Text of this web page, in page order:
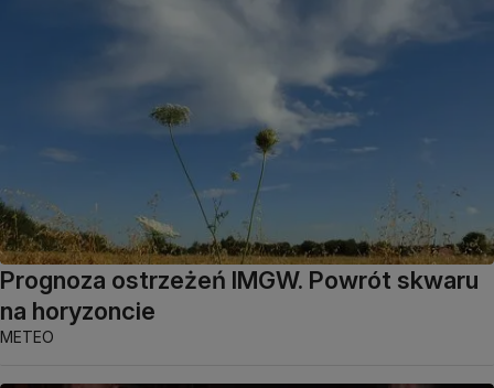
Prognoza ostrzeżeń IMGW. Powrót skwaru
na horyzoncie
METEO